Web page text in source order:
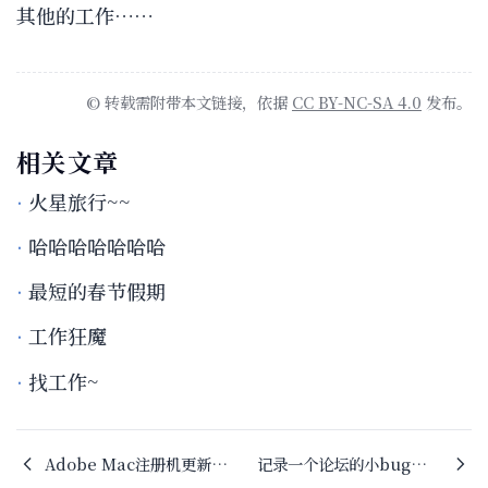
其他的工作……
© 转载需附带本文链接，依据 CC BY-NC-SA 4.0 发布。
相关文章
火星旅行~~
哈哈哈哈哈哈哈
最短的春节假期
工作狂魔
找工作~
Adobe Mac注册机更新：Adobe Zii 2019 v4.4.1 记录一个论坛的小bug……